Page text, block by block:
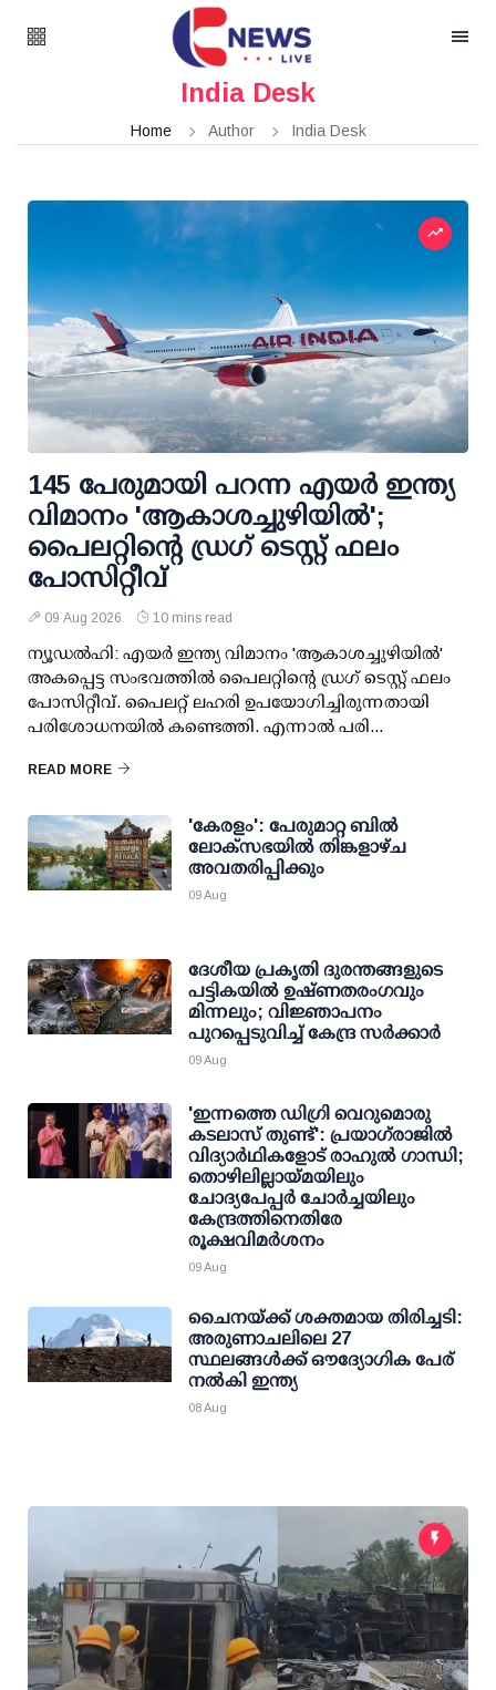
India Desk
Home Author India Desk
145 പേരുമായി പറന്ന എയര്‍ ഇന്ത്യ
വിമാനം 'ആകാശച്ചുഴിയില്‍';
പൈലറ്റിന്റെ ഡ്രഗ് ടെസ്റ്റ് ഫലം
പോസിറ്റീവ്
09 Aug 2026 10 mins read
ന്യൂഡല്‍ഹി: എയര്‍ ഇന്ത്യ വിമാനം 'ആകാശച്ചുഴിയില്‍'
അകപ്പെട്ട സംഭവത്തില്‍ പൈലറ്റിന്റെ ഡ്രഗ് ടെസ്റ്റ് ഫലം
പോസിറ്റീവ്. പൈലറ്റ് ലഹരി ഉപയോഗിച്ചിരുന്നതായി
പരിശോധനയില്‍ കണ്ടെത്തി. എന്നാല്‍ പരി...
READ MORE
'കേരളം': പേരുമാറ്റ ബില്‍
ലോക്സഭയില്‍ തിങ്കളാഴ്ച
അവതരിപ്പിക്കും
09 Aug
ദേശീയ പ്രകൃതി ദുരന്തങ്ങളുടെ
പട്ടികയില്‍ ഉഷ്ണതരംഗവും
മിന്നലും; വിജ്ഞാപനം
പുറപ്പെടുവിച്ച് കേന്ദ്ര സര്‍ക്കാര്‍
09 Aug
'ഇന്നത്തെ ഡിഗ്രി വെറുമൊരു
കടലാസ് തുണ്ട്': പ്രയാഗ്‌രാജില്‍
വിദ്യാര്‍ഥികളോട് രാഹുല്‍ ഗാന്ധി;
തൊഴിലില്ലായ്മയിലും
ചോദ്യപേപ്പര്‍ ചോര്‍ച്ചയിലും
കേന്ദ്രത്തിനെതിരേ
രൂക്ഷവിമര്‍ശനം
09 Aug
ചൈനയ്ക്ക് ശക്തമായ തിരിച്ചടി:
അരുണാചലിലെ 27
സ്ഥലങ്ങള്‍ക്ക് ഔദ്യോഗിക പേര്
നല്‍കി ഇന്ത്യ
08 Aug